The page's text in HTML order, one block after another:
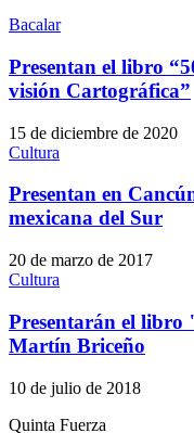
Bacalar
Presentan el libro
visión Cartográfica”
15 de diciembre de 2020
Cultura
Presentan en
mexicana del Sur
20 de marzo de 2017
Cultura
Presentarán el libro
Martín Briceño
10 de julio de 2018
Quinta Fuerza